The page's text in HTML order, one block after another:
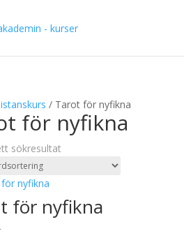
/ Tarot för nyfikna
för nyfikna
sökresultat
för nyfikna